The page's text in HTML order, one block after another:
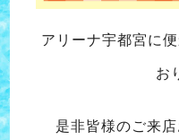
アリーナ宇都宮に
お
是非皆様のご来